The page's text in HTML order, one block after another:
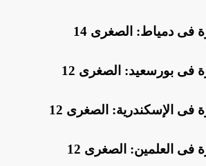
​درجات الحرارة فى دمياط: الصغرى 14
​درجات الحرارة فى بورسعيد: الصغرى 12
​درجات الحرارة فى الإسكندرية: الصغرى 12
​درجات الحرارة فى العلمين: الصغرى 12